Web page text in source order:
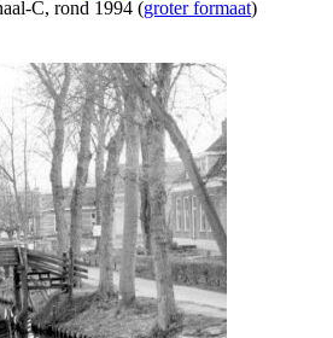
C, rond 1994 (groter formaat)